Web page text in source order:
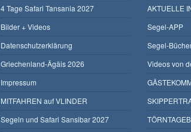
4 Tage Safari Tansania 2027
Bilder + Videos
Datenschutzerklärung
Griechenland-Ägäis 2026
Impressum
MITFAHREN auf VLINDER
Segeln und Safari Sansibar 2027
AKTUELLE
Segel-APP
Segel-
Videos von